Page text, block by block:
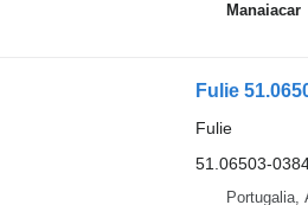
Manaiacar
Fulie
Fulie
51.06503-
Portugalia,